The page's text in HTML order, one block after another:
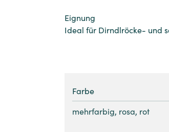
Eignung
Ideal für Dirndlröcke- und
Farbe
mehrfarbig, rosa, rot